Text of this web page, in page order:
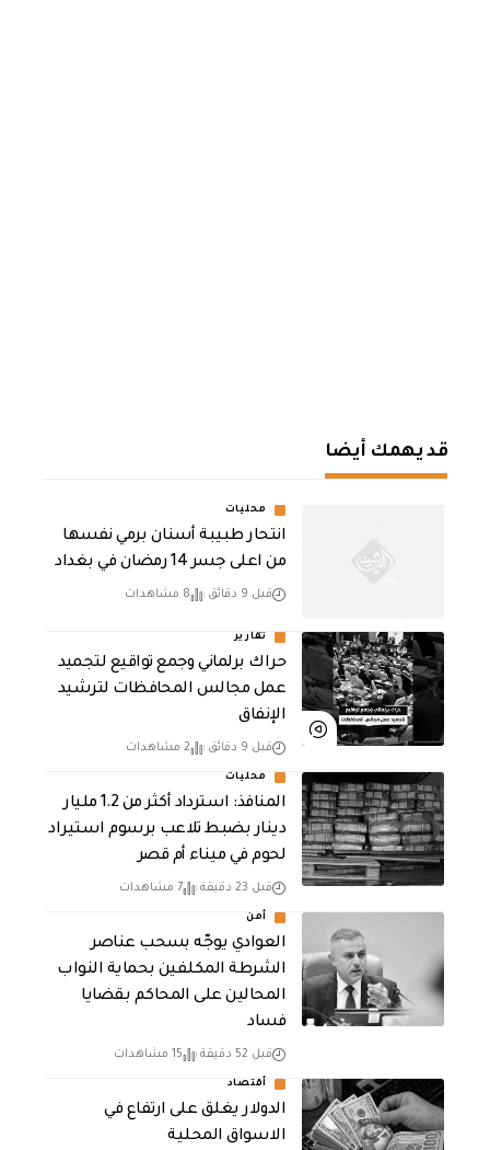
قد يهمك أيضا
محليات
انتحار طبيبة أسنان برمي نفسها
من اعلى جسر 14 رمضان في بغداد
قبل 9 دقائق 8 مشاهدات
تقارير
حراك برلماني وجمع تواقيع لتجميد
عمل مجالس المحافظات لترشيد
الإنفاق
قبل 9 دقائق 2 مشاهدات
محليات
المنافذ: استرداد أكثر من 1.2 مليار
دينار بضبط تلاعب برسوم استيراد
لحوم في ميناء أم قصر
قبل 23 دقيقة 7 مشاهدات
أمن
العوادي يوجّه بسحب عناصر
الشرطة المكلفين بحماية النواب
المحالين على المحاكم بقضايا
فساد
قبل 52 دقيقة 15 مشاهدات
أقتصاد
الدولار يغلق على ارتفاع في
الاسواق المحلية